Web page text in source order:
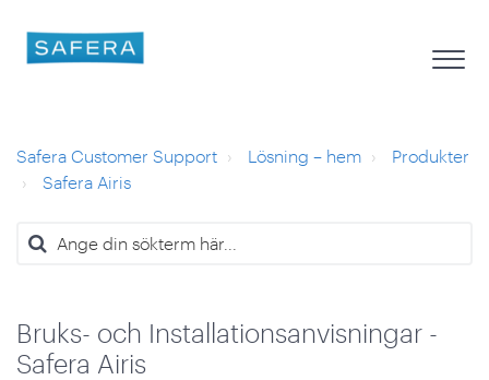
Safera Customer Support Lösning – hem
Produkter
Safera Airis
Bruks- och Installationsanvisningar -
Safera Airis